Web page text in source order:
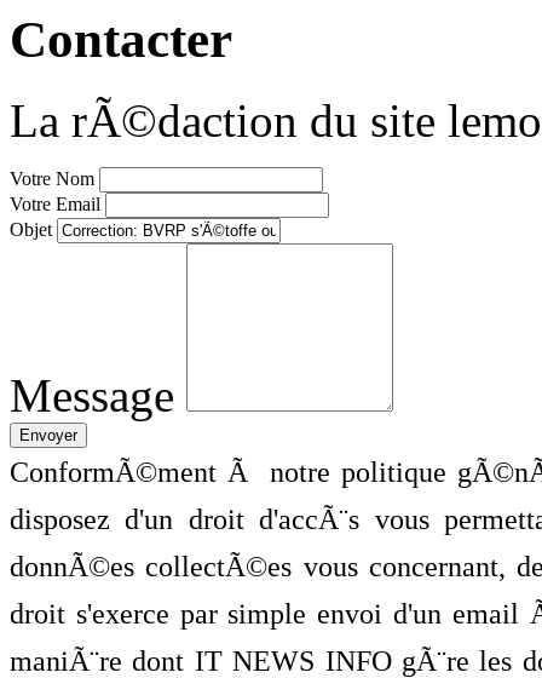
Contacter
La rÃ©daction du site
Votre Nom
Votre Email
Objet
Message
ConformÃ©ment Ã notre politique
disposez d'un droit d'accÃ¨s vous
donnÃ©es collectÃ©es vous concernant,
droit s'exerce par simple envoi d'un
maniÃ¨re dont IT NEWS INFO gÃ¨re les